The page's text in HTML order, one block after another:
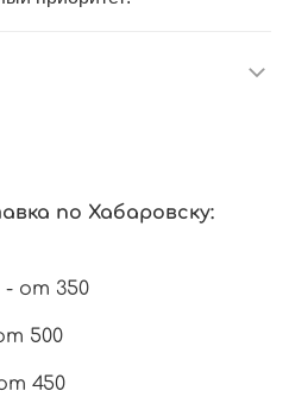
по Хабаровску:
от 350
500
450